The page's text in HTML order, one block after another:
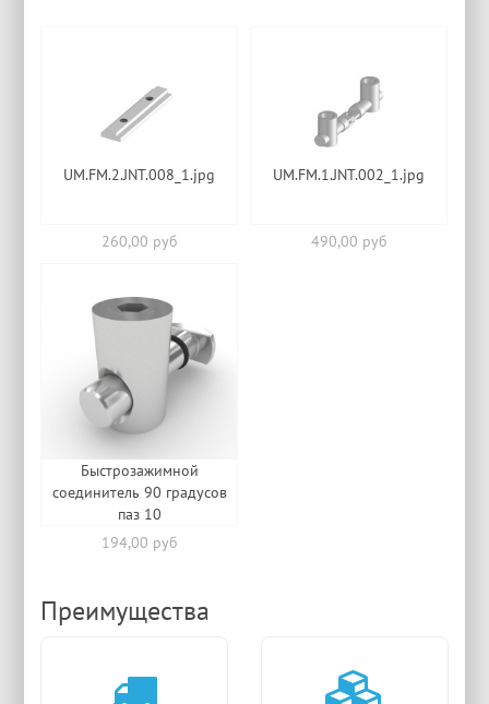
UM.FM.2.JNT.008_1.jpg
260,00 руб
UM.FM.1.JNT.002_1.jpg
490,00 руб
Быстрозажимной
соединитель 90 градусов
паз 10
194,00 руб
Преимущества